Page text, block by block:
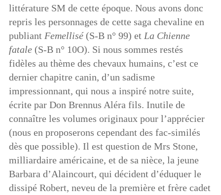
littérature SM de cette époque. Nous avons donc
repris les personnages de cette saga chevaline en
publiant Femellisé(S-B n° 99) et La Chienne
fatale(S-B n° 10O). Si nous sommes restés
fidèles au thème des chevaux humains, c’est ce
dernier chapitre canin, d’un sadisme
impressionnant, qui nous a inspiré notre suite,
écrite par Don Brennus Aléra fils. Inutile de
connaître les volumes originaux pour l’apprécier
(nous en proposerons cependant des fac-similés
dès que possible). Il est question de Mrs Stone,
milliardaire américaine, et de sa nièce, la jeune
Barbara d’Alaincourt, qui décident d’éduquer le
dissipé Robert, neveu de la première et frère cadet